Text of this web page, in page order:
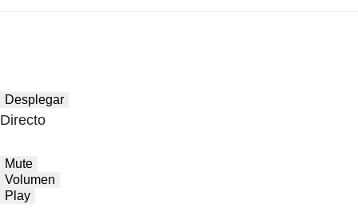
Desplegar
Directo
Mute
Volumen
Play